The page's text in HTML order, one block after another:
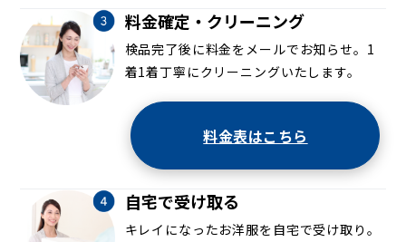
料金確定・クリーニング
検品完了後に料金をメールでお知らせ。1
着1着丁寧にクリーニングいたします。
料金表はこちら
自宅で受け取る
キレイになったお洋服を自宅で受け取り。